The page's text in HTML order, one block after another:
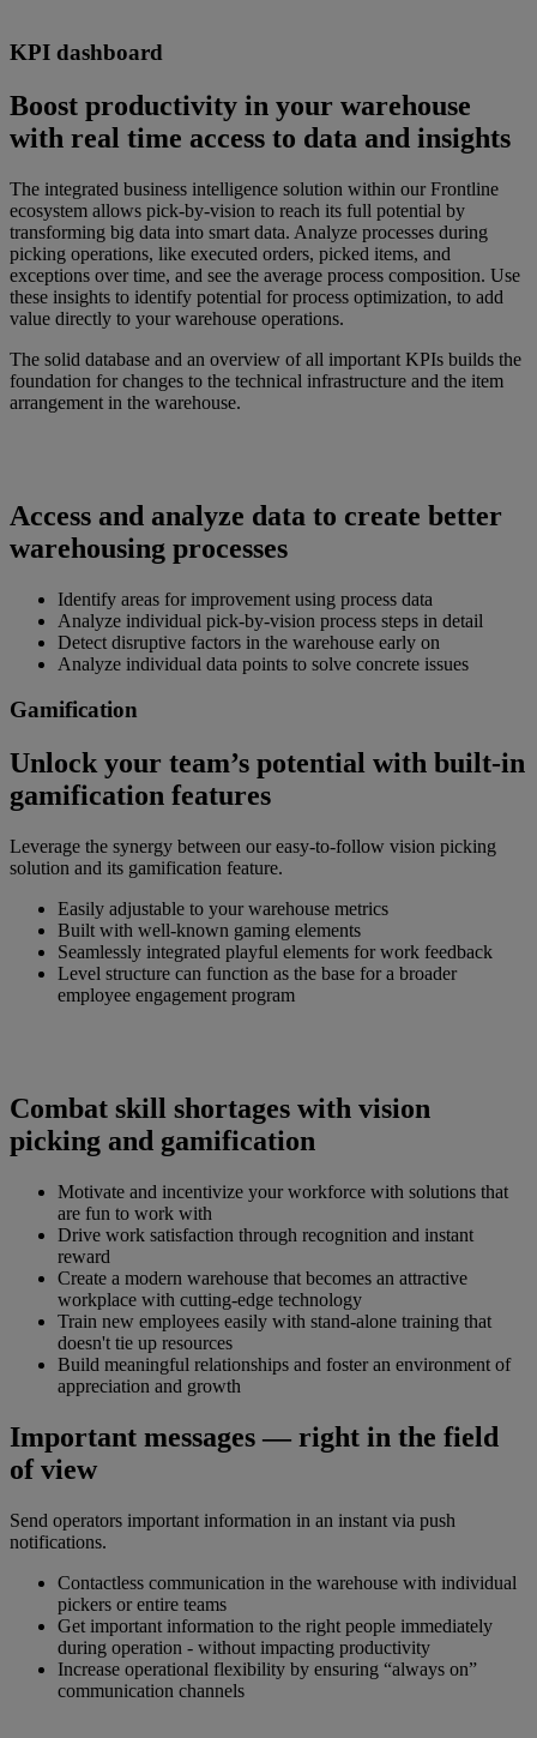
KPI dashboard
Boost productivity in your warehouse
with real time access to data and insights
The integrated business intelligence solution within our Frontline
ecosystem allows pick-by-vision to reach its full potential by
transforming big data into smart data. Analyze processes during
picking operations, like executed orders, picked items, and
exceptions over time, and see the average process composition. Use
these insights to identify potential for process optimization, to add
value directly to your warehouse operations.
The solid database and an overview of all important KPIs builds the
foundation for changes to the technical infrastructure and the item
arrangement in the warehouse.
Access and analyze data to create better
warehousing processes
Identify areas for improvement using process data
Analyze individual pick-by-vision process steps in detail
Detect disruptive factors in the warehouse early on
Analyze individual data points to solve concrete issues
Gamification
Unlock your team’s potential with built-in
gamification features
Leverage the synergy between our easy-to-follow vision picking
solution and its gamification feature.
Easily adjustable to your warehouse metrics
Built with well-known gaming elements
Seamlessly integrated playful elements for work feedback
Level structure can function as the base for a broader
employee engagement program
Combat skill shortages with vision
picking and gamification
Motivate and incentivize your workforce with solutions that
are fun to work with
Drive work satisfaction through recognition and instant
reward
Create a modern warehouse that becomes an attractive
workplace with cutting-edge technology
Train new employees easily with stand-alone training that
doesn't tie up resources
Build meaningful relationships and foster an environment of
appreciation and growth
Important messages — right in the field
of view
Send operators important information in an instant via push
notifications.
Contactless communication in the warehouse with individual
pickers or entire teams
Get important information to the right people immediately
during operation - without impacting productivity
Increase operational flexibility by ensuring “always on”
communication channels